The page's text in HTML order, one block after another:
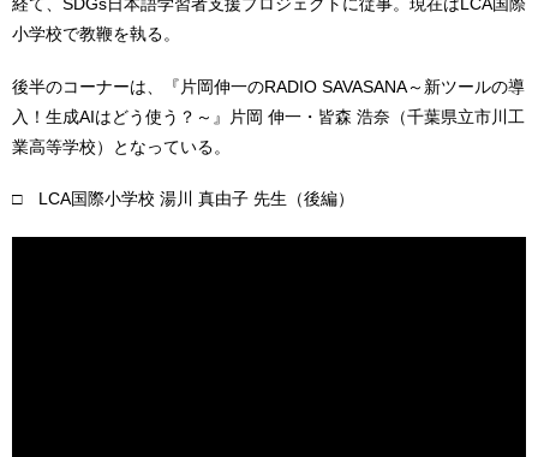
小学校で教鞭を執る。
後半のコーナーは、『片岡伸一のRADIO SAVASANA～新ツールの導
入！生成AIはどう使う？～』片岡 伸一・皆森 浩奈（千葉県立市川工
業高等学校）となっている。
□ LCA国際小学校 湯川 真由子 先生（後編）